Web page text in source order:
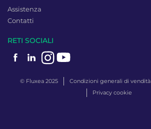
Assistenza
Contatti
RETI SOCIALI
© Fluxea 2025 Condizioni generali di vendità
Privacy cookie